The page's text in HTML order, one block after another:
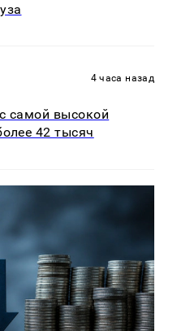
4 часа назад
самой высокой
42 тысяч